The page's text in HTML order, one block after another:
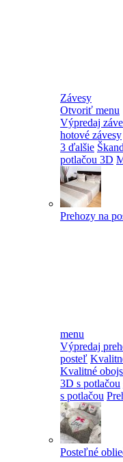
Závesy
Otvoriť menu
Výpredaj
hotové závesy
3 ďalšie
potlačou 3D
Prehozy na
menu
Výpredaj
posteľ
Kvalitné
3D s potlačou
s potlačou
Posteľné